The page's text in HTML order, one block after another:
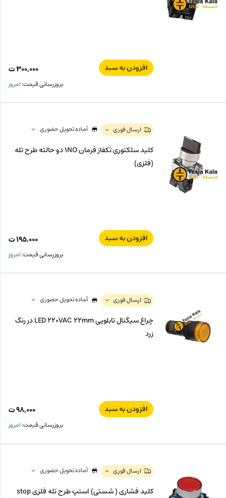
افزودن به سبد ۳۰۰,۰۰۰ت
بروزرسانی قیمت:امروز
ارسال فوری آماده تحویل حضوری
کلید سلکتوری تکفاز فرمان 1NO دو حالته طرح تله
(فلزی)
افزودن به سبد ۱۹۵,۰۰۰ت
بروزرسانی قیمت:امروز
ارسال فوری آماده تحویل حضوری
چراغ سیگنال تابلویی LED 220VAC 22mm در رنگ
زرد
افزودن به سبد ۹۸,۰۰۰ت
بروزرسانی قیمت:امروز
ارسال فوری آماده تحویل حضوری
کلید فشاری ( شستی) استپ طرح تله فلزی stop